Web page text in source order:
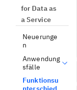
for Data as
a Service
Neuerunge
n
Anwendung
sfälle
Funktionsu